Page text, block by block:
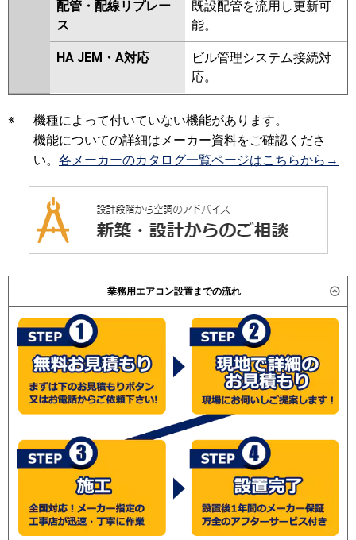
配管・配線リプレー
ス
既設配管を流用し更新可
能。
HA JEM・A対応
ビル管理システム接続対
応。
※
機種によって付いていない機能があります。
機能についての詳細はメーカー資料をご確認くださ
い。 各メーカーのカタログ一覧ページはこちらから→
業務用エアコン設置までの流れ